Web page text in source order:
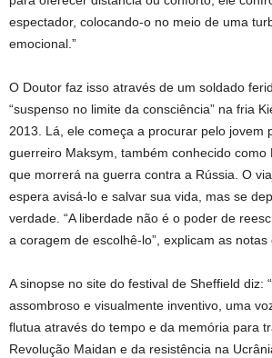
espectador, colocando-o no meio de uma
emocional.”
O Doutor faz isso através de um soldado
“suspenso no limite da consciência” na fria
2013. Lá, ele começa a procurar pelo jovem
guerreiro Maksym, também conhecido como
que morrerá na guerra contra a Rússia. O
espera avisá-lo e salvar sua vida, mas se
verdade. “A liberdade não é o poder de
a coragem de escolhê-lo”, explicam as notas
A sinopse no site do festival de Sheffield diz:
assombroso e visualmente inventivo, uma
flutua através do tempo e da memória para
Revolução Maidan e da resistência na